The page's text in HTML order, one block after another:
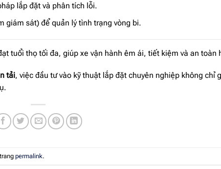
lắp đặt và phân tích lỗi.
giám sát) để quản lý tình trạng vòng bi.
tuổi thọ tối đa, giúp xe vận hành êm ái, tiết kiệm và an toàn
tải, việc đầu tư vào kỹ thuật lắp đặt chuyên nghiệp không chỉ
permalink.